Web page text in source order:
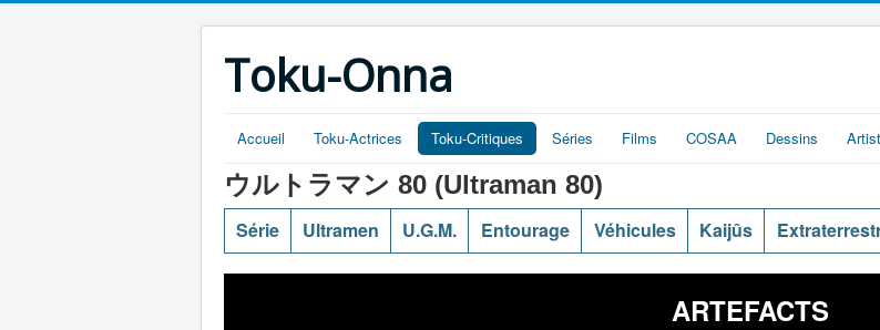
Toku-Onna
Accueil Toku-Actrices Toku-Critiques Séries Films COSAA Dessins
ウルトラマン 80 (Ultraman 80)
Série Ultramen U.G.M. Entourage Véhicules Kaijûs
ARTEFACTS